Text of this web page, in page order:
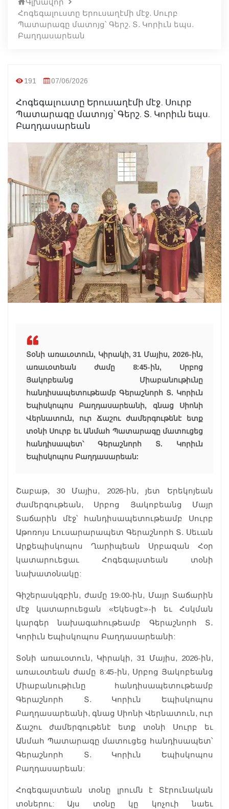
Հոգեգալուստը Երուսաղէմի մէջ. Սուրբ
Պատարագը մատոյց՝ Գերշ. Տ. Կորիւն եպս.
Բաղդասարեան
191 07/06/2026
Հոգեգալուստը Երուսաղէմի մէջ. Սուրբ
Պատարագը մատոյց՝ Գերշ. Տ. Կորիւն եպս.
Բաղդասարեան
Տօնի առաւօտուն, Կիրակի, 31 Մայիս, 2026-ին,
առաւօտեան ժամը 8:45-ին, Սրբոց
Յակոբեանց Միաբանութիւնը
հանդիսապետութեամբ Գերաշնորհ Տ. Կորիւն
Եպիսկոպոս Բաղդասարեանի, գնաց Սիոնի
Վերնատուն, ուր Ճաշու ժամերգութենէ ետք
տօնի Սուրբ եւ Անմահ Պատարագը մատուցեց
հանդիսապետ՝ Գերաշնորհ Տ. Կորիւն
Եպիսկոպոս Բաղդասարեան:
Շաբաթ, 30 Մայիս, 2026-ին, յետ Երեկոյեան
ժամերգութեան, Սրբոց Յակոբեանց Մայր
Տաճարին մէջ՝ հանդիսապետութեամբ Սուրբ
Աթոռոյս Լուսարարապետ Գերաշնորհ Տ. Սեւան
Արքեպիսկոպոս Ղարիպեան Սրբազան Հօր
կատարուեցաւ Հոգեգալստեան տօնի
նախատօնակը:
Գիշերասկզբին, ժամը 19։00-ին, Մայր Տաճարին
մէջ կատարուեցան «Եկեսցէ»-ի եւ Հսկման
կարգեր նախագահութեամբ Գերաշնորհ Տ․
Կորիւն Եպիսկոպոս Բաղդասարեանի:
Տօնի առաւօտուն, Կիրակի, 31 Մայիս, 2026-ին,
առաւօտեան ժամը 8:45-ին, Սրբոց Յակոբեանց
Միաբանութիւնը հանդիսապետութեամբ
Գերաշնորհ Տ. Կորիւն Եպիսկոպոս
Բաղդասարեանի, գնաց Սիոնի Վերնատուն, ուր
Ճաշու ժամերգութենէ ետք տօնի Սուրբ եւ
Անմահ Պատարագը մատուցեց հանդիսապետ՝
Գերաշնորհ Տ. Կորիւն Եպիսկոպոս
Բաղդասարեան:
Հոգեգալստեան տօնը լրումն է Տէրունական
տօներու: Այս տօնը կը կոչուի նաեւ